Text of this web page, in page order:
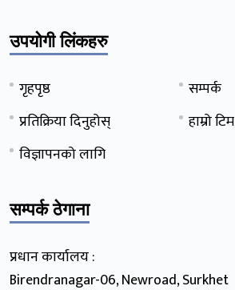
उपयोगी लिंकहरु
गृहपृष्ठ
सम्पर्क
प्रतिक्रिया दिनुहोस्
हाम्रो टिम
विज्ञापनको लागि
सम्पर्क ठेगाना
प्रधान कार्यालय :
Birendranagar-06, Newroad, Surkhet